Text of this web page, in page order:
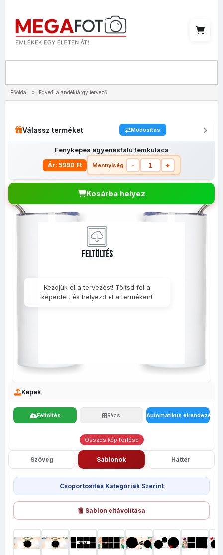
Főoldal » Egyedi ajándéktárgy tervező
Válassz terméket Módosítás
Fényképes egyenesfalú fémkulacs
Ár: 5990 Ft Mennyiség: - +
Varázsbögre
- Fekete - 3dl
Kosárba helyez
Képek
Feltöltés Rács Automatikus elrendezés
Összes kép törlése
Szöveg Sablonok Háttér
Csoportosítás Kategóriák Szerint
Sablon eltávolítása
Kezdjük el a tervezést! Töltsd fel a
képeidet, és helyezd el a terméken!